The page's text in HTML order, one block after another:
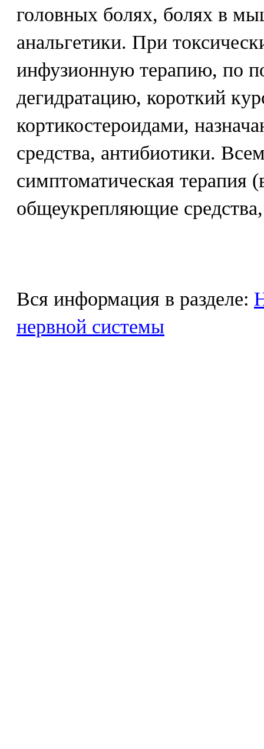
головных болях, болях в
анальгетики. При
инфузионную терапию, по
дегидратацию, короткий
кортикостероидами,
средства, антибиотики.
симптоматическая терапия
общеукрепляющие
Вся информация в разделе:
нервной системы